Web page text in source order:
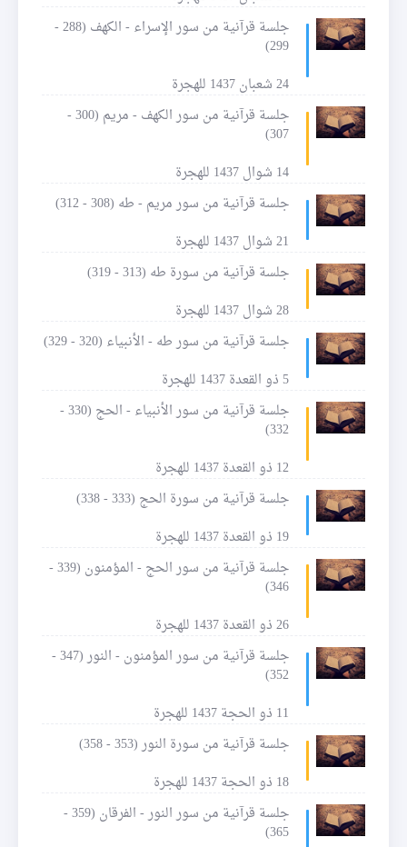
جلسة قرآنية من سور الإسراء - الكهف (288 -
299)
24 شعبان 1437 للهجرة
جلسة قرآنية من سور الكهف - مريم (300 -
307)
14 شوال 1437 للهجرة
جلسة قرآنية من سور مريم - طه (308 - 312)
21 شوال 1437 للهجرة
جلسة قرآنية من سورة طه (313 - 319)
28 شوال 1437 للهجرة
جلسة قرآنية من سور طه - الأنبياء (320 - 329)
5 ذو القعدة 1437 للهجرة
جلسة قرآنية من سور الأنبياء - الحج (330 -
332)
12 ذو القعدة 1437 للهجرة
جلسة قرآنية من سورة الحج (333 - 338)
19 ذو القعدة 1437 للهجرة
جلسة قرآنية من سور الحج - المؤمنون (339 -
346)
26 ذو القعدة 1437 للهجرة
جلسة قرآنية من سور المؤمنون - النور (347 -
352)
11 ذو الحجة 1437 للهجرة
جلسة قرآنية من سورة النور (353 - 358)
18 ذو الحجة 1437 للهجرة
جلسة قرآنية من سور النور - الفرقان (359 -
365)